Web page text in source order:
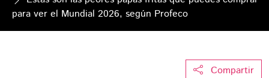
para ver el Mundial 2026, según Profeco
Compartir